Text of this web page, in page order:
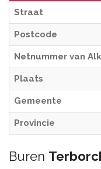
Straat
Postcode
Netnummer van
Plaats
Gemeente
Provincie
Buren